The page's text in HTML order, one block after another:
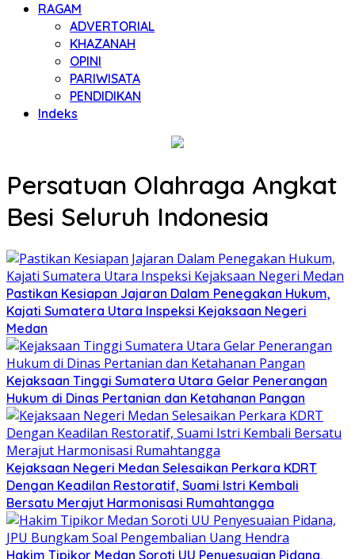
RAGAM
ADVERTORIAL
KHAZANAH
OPINI
PARIWISATA
PENDIDIKAN
Indeks
Persatuan Olahraga Angkat
Besi Seluruh Indonesia
Pastikan Kesiapan Jajaran Dalam Penegakan Hukum,
Kajati Sumatera Utara Inspeksi Kejaksaan Negeri
Medan
Kejaksaan Tinggi Sumatera Utara Gelar Penerangan
Hukum di Dinas Pertanian dan Ketahanan Pangan
Kejaksaan Negeri Medan Selesaikan Perkara KDRT
Dengan Keadilan Restoratif, Suami Istri Kembali
Bersatu Merajut Harmonisasi Rumahtangga
Hakim Tipikor Medan Soroti UU Penyesuaian Pidana,